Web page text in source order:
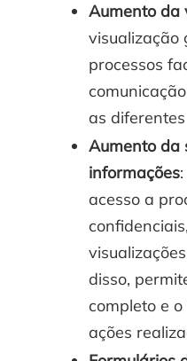
Aumento da
visualização
processos
as
Aumento da
informações
acesso a
disso,
completo e
ações